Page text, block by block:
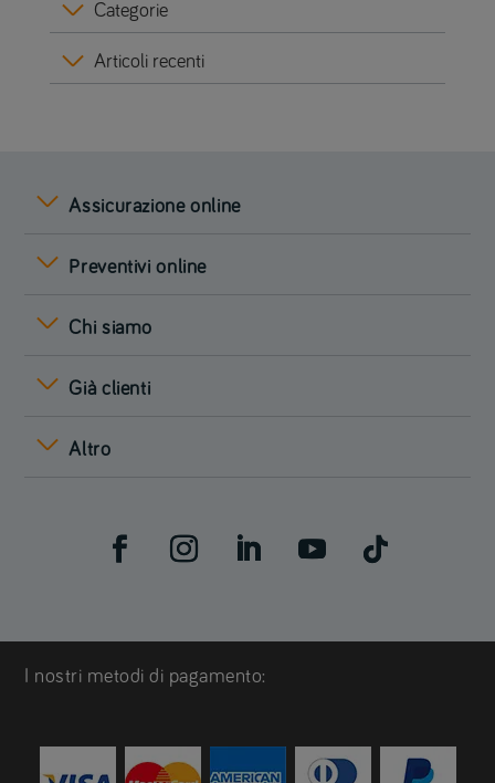
Categorie
Articoli recenti
Assicurazione online
Preventivi online
Chi siamo
Già clienti
Altro
I nostri metodi di pagamento: